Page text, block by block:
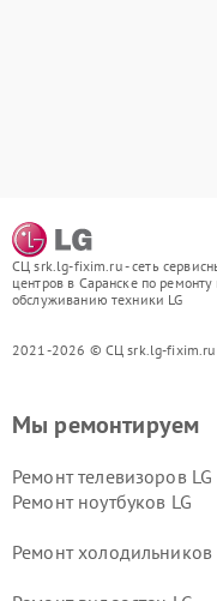
СЦ srk.lg-fixim.ru - сеть
центров в Саранске по ремонту
обслуживанию техники LG
2021-2026 © СЦ srk.lg-fixim.ru
Мы ремонтируем
Ремонт телевизоров LG
Ремонт ноутбуков LG
Ремонт холодильников